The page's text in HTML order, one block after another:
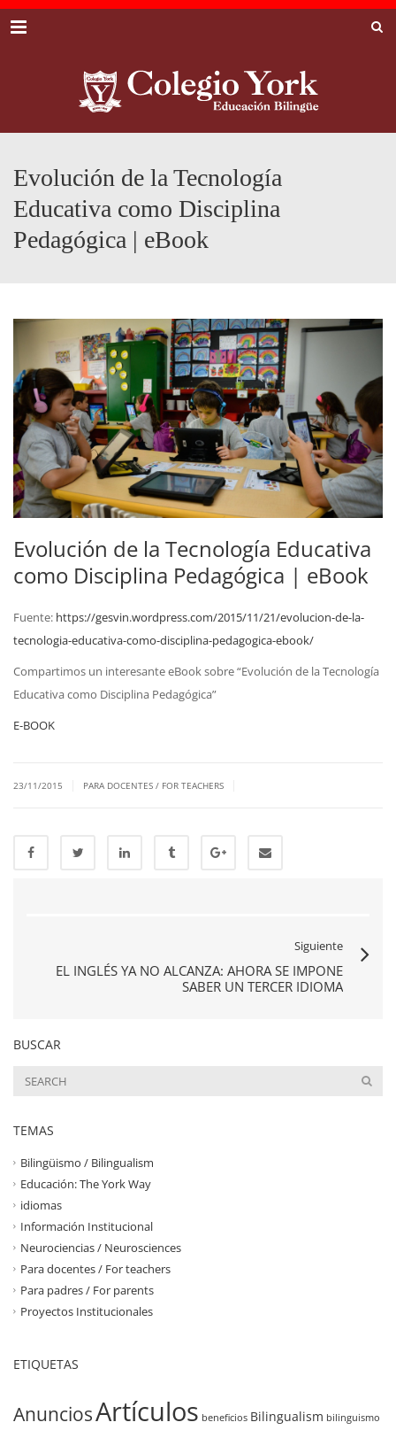
Menu
Evolución de la Tecnología
Educativa como Disciplina
Pedagógica | eBook
Evolución de la Tecnología Educativa
como Disciplina Pedagógica | eBook
Fuente: https://gesvin.wordpress.com/2015/11/21/evolucion-de-la-
tecnologia-educativa-como-disciplina-pedagogica-ebook/
Compartimos un interesante eBook sobre “Evolución de la Tecnología
Educativa como Disciplina Pedagógica”
E-BOOK
23/11/2015 PARA DOCENTES / FOR TEACHERS
Siguiente
EL INGLÉS YA NO ALCANZA: AHORA SE IMPONE
SABER UN TERCER IDIOMA
BUSCAR
TEMAS
Bilingüismo / Bilingualism
Educación: The York Way
idiomas
Información Institucional
Neurociencias / Neurosciences
Para docentes / For teachers
Para padres / For parents
Proyectos Institucionales
ETIQUETAS
AnunciosArtículos beneficios Bilingualism bilinguismo